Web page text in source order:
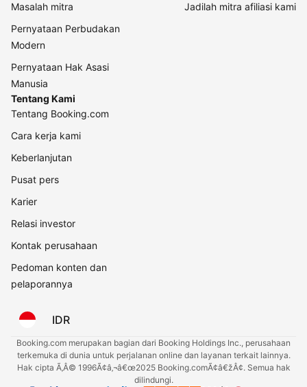
Masalah mitra
Pernyataan Perbudakan
Modern
Pernyataan Hak Asasi
Manusia
Jadilah mitra afiliasi kami
Tentang Kami
Tentang Booking.com
Cara kerja kami
Keberlanjutan
Pusat pers
Karier
Relasi investor
Kontak perusahaan
Pedoman konten dan
pelaporannya
IDR
Booking.com merupakan bagian dari Booking Holdings Inc., perusahaan
terkemuka di dunia untuk perjalanan online dan layanan terkait lainnya.
Hak cipta Ã‚Â© 1996Ã¢â‚¬â€œ2025 Booking.comÃ¢â€žÂ¢. Semua hak
dilindungi.